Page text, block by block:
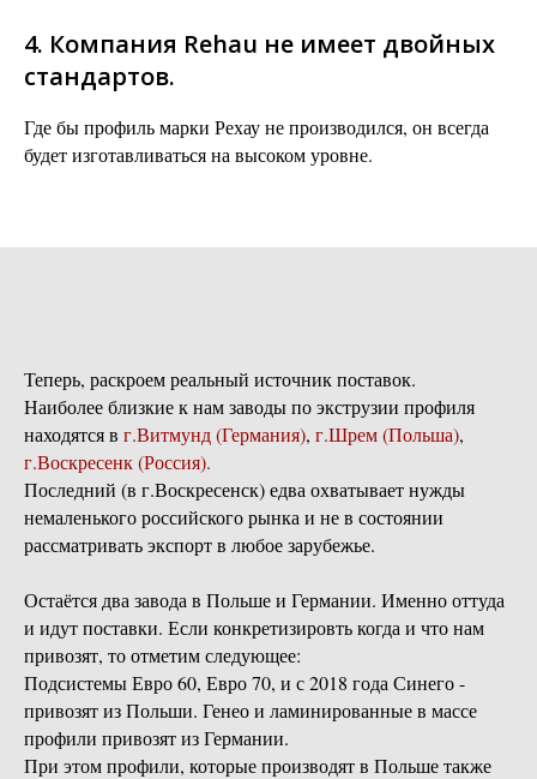
4. Компания Rehau не имеет двойных
стандартов.
Где бы профиль марки Рехау не производился, он всегда
будет изготавливаться на высоком уровне.
Теперь, раскроем реальный источник поставок.
Наиболее близкие к нам заводы по экструзии профиля
находятся в г.Витмунд (Германия), г.Шрем (Польша),
г.Воскресенк (Россия).
Последний (в г.Воскресенск) едва охватывает нужды
немаленького российского рынка и не в состоянии
рассматривать экспорт в любое зарубежье.
Остаётся два завода в Польше и Германии. Именно оттуда
и идут поставки. Если конкретизировть когда и что нам
привозят, то отметим следующее:
Подсистемы Евро 60, Евро 70, и с 2018 года Синего -
привозят из Польши. Генео и ламинированные в массе
профили привозят из Германии.
При этом профили, которые производят в Польше также